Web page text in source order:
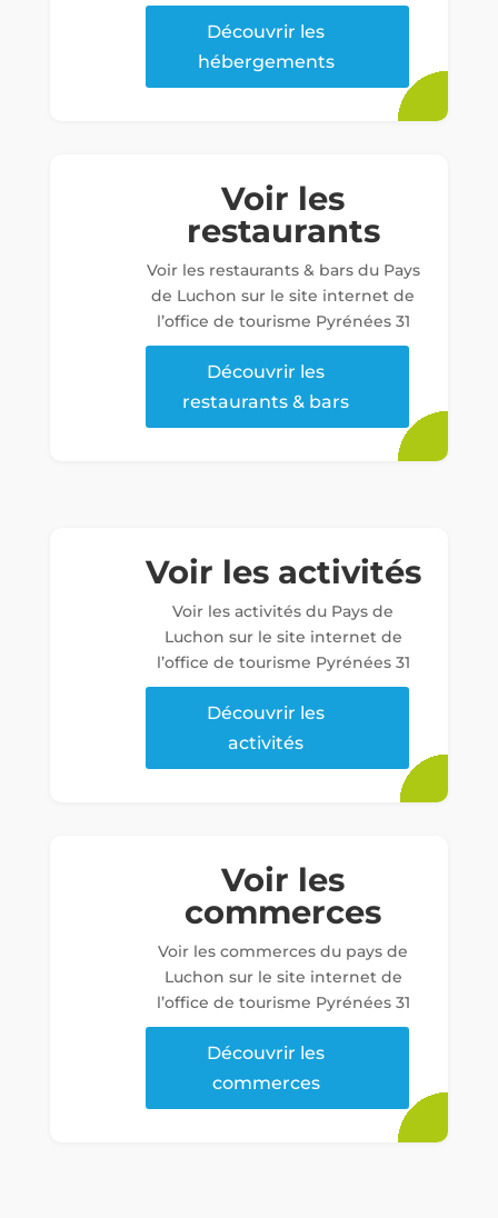
Découvrir les
hébergements
Voir les
restaurants
Voir les restaurants & bars du Pays
de Luchon sur le site internet de
l’office de tourisme Pyrénées 31
Découvrir les
restaurants & bars
Voir les activités
Voir les activités du Pays de
Luchon sur le site internet de
l’office de tourisme Pyrénées 31
Découvrir les
activités
Voir les
commerces
Voir les commerces du pays de
Luchon sur le site internet de
l’office de tourisme Pyrénées 31
Découvrir les
commerces